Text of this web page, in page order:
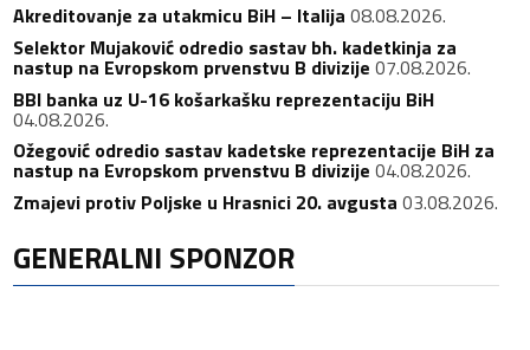
Akreditovanje za utakmicu BiH – Italija 08.08.2026.
Selektor Mujaković odredio sastav bh. kadetkinja za
nastup na Evropskom prvenstvu B divizije 07.08.2026.
BBI banka uz U-16 košarkašku reprezentaciju BiH
04.08.2026.
Ožegović odredio sastav kadetske reprezentacije BiH za
nastup na Evropskom prvenstvu B divizije 04.08.2026.
Zmajevi protiv Poljske u Hrasnici 20. avgusta 03.08.2026.
GENERALNI SPONZOR